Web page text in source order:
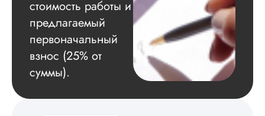
официальный
работу выполнили
оговоренные
сдачи,
оформили в
соответствии с
Взаимодействие с
клиентами
подробно
стоимость работы и
предлагаемый
первоначальный
взнос (25% от
суммы).